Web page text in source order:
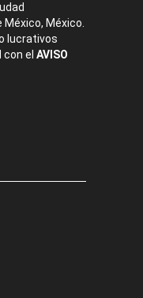
México, México.
lucrativos
el AVISO